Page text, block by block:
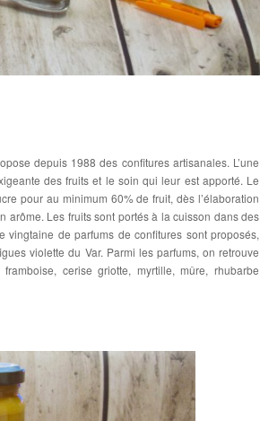
depuis 1988 des confitures artisanales. L’une
des fruits et le soin qui leur est apporté. Le
pour au minimum 60% de fruit, dès l’élaboration
arôme. Les fruits sont portés à la cuisson dans des
de parfums de confitures sont proposés,
violette du Var. Parmi les parfums, on retrouve
cerise griotte, myrtille, mûre, rhubarbe